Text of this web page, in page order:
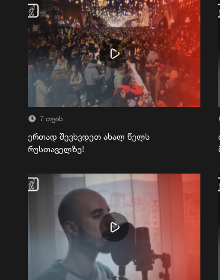
7 თვის
ერთად შევხვდეთ ახალ წელს
რუსთაველზე!